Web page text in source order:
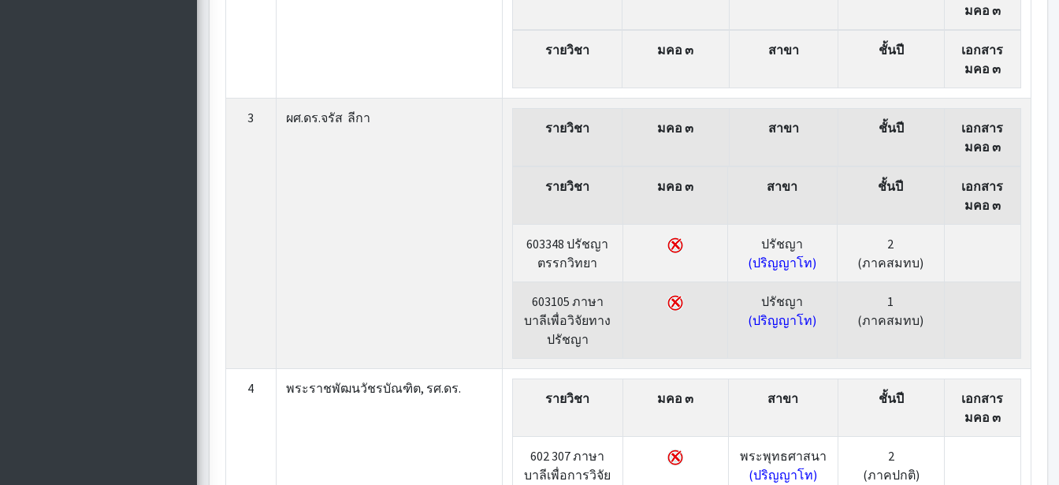
มคอ ๓
รายวิชา มคอ ๓ สาขา ชั้นปี
เอกสาร
มคอ ๓
3 ผศ.ดร.จรัส ลีกา
รายวิชา มคอ ๓ สาขา ชั้นปี
เอกสาร
มคอ ๓
รายวิชา มคอ ๓ สาขา ชั้นปี
เอกสาร
มคอ ๓
603348 ปรัชญา
ตรรกวิทยา
ปรัชญา
(ปริญญาโท)
2
(ภาคสมทบ)
603105 ภาษา
บาลีเพื่อวิจัยทาง
ปรัชญา
ปรัชญา
(ปริญญาโท)
1
(ภาคสมทบ)
4 พระราชพัฒนวัชรบัณฑิต, รศ.ดร.
รายวิชา มคอ ๓ สาขา ชั้นปี
เอกสาร
มคอ ๓
602 307 ภาษา
บาลีเพื่อการวิจัย
พระพุทธศาสนา
(ปริญญาโท)
2
(ภาคปกติ)